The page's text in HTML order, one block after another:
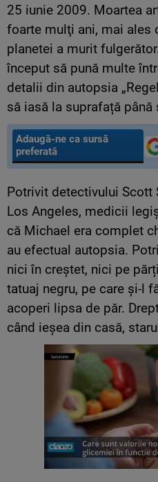
25 iunie 2009. Moartea
foarte mulţi ani, mai ales
planetei a murit
început să pună multe
detalii din autopsia
să iasă la suprafață
Adaugă-ne ca sursă
preferată
Potrivit detectivului Scott
Los Angeles, medicii
că Michael era complet
au efectual autopsia.
nici în creștet, nici pe
tatuaj negru, pe care și-l
acoperi lipsa de păr.
când ieșea din casă,